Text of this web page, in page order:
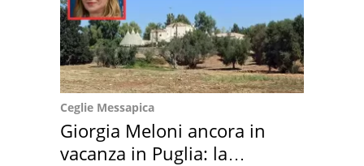
Ceglie Messapica
Giorgia Meloni ancora in
vacanza in Puglia: la